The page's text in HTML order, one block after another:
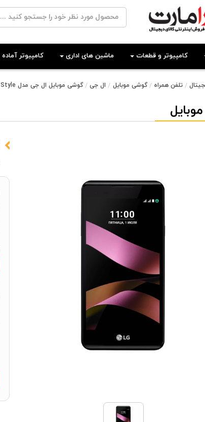
کامپیوتر و قطعات ماشین های اداری کامپیوتر آماده
تلفن همراه گوشی موبایل ال جی گوشی موبایل ال جی مدل X Style ظرفیت 16 گیگابایت